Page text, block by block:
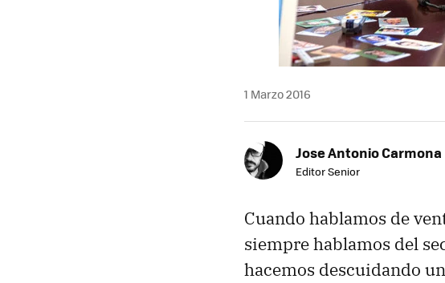
1 Marzo 2016
Jose Antonio Carmona
Editor Senior
Cuando hablamos de
siempre hablamos del
hacemos descuidando